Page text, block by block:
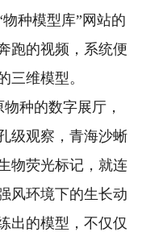
种模型库”网站的
跑的视频，系统便
三维模型。
种的数字展厅，
级观察，青海沙蜥
物荧光标记，就连
风环境下的生长动
出的模型，不仅仅